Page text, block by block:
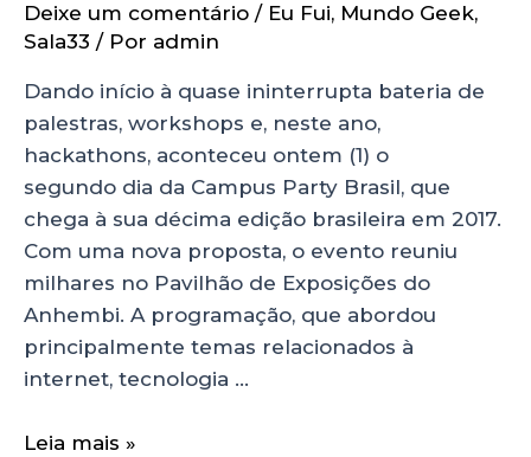
Deixe um comentário / Eu Fui, Mundo Geek,
Sala33 / Por admin
Dando início à quase ininterrupta bateria de
palestras, workshops e, neste ano,
hackathons, aconteceu ontem (1) o
segundo dia da Campus Party Brasil, que
chega à sua décima edição brasileira em 2017.
Com uma nova proposta, o evento reuniu
milhares no Pavilhão de Exposições do
Anhembi. A programação, que abordou
principalmente temas relacionados à
internet, tecnologia …
Leia mais »